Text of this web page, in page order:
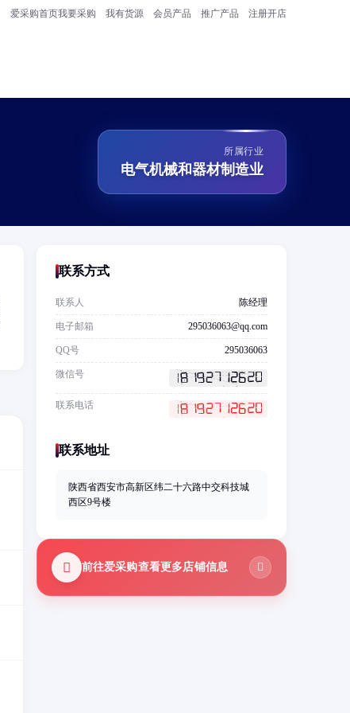
爱采购首页我要采购 我有货源 会员产品 推广产品 注册开店
所属行业
电气机械和器材制造业
联系方式
联系人 陈经理
电子邮箱 295036063@qq.com
QQ号 295036063
微信号
联系电话
联系地址
陕西省西安市高新区纬二十六路中交科技城
西区9号楼
前往爱采购查看更多店铺信息